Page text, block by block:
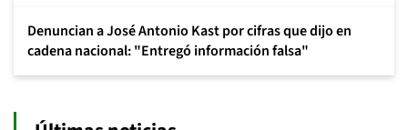
Denuncian a José Antonio Kast por cifras que dijo en
cadena nacional: "Entregó información falsa"